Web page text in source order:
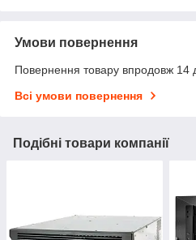
Умови повернення
Повернення товару впродовж 14
Всі умови повернення
Подібні товари компанії